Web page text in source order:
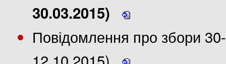
30.03.2015)
Повідомлення про збори